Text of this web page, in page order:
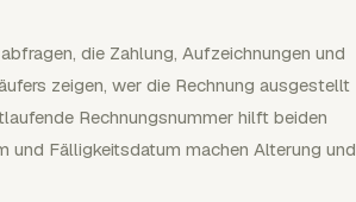
die Zahlung, Aufzeichnungen und
zeigen, wer die Rechnung ausgestellt
Rechnungsnummer hilft beiden
und Fälligkeitsdatum machen Alterung und